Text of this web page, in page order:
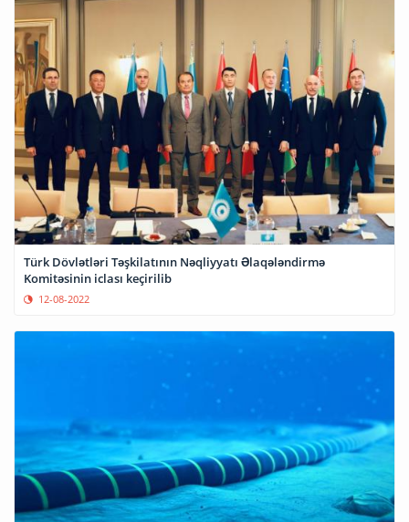
Türk Dövlətləri Təşkilatının Nəqliyyatı Əlaqələndirmə
Komitəsinin iclası keçirilib
12-08-2022